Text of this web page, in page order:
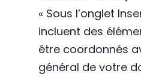
« Sous l’onglet
incluent des
être coordonnés
général de votre